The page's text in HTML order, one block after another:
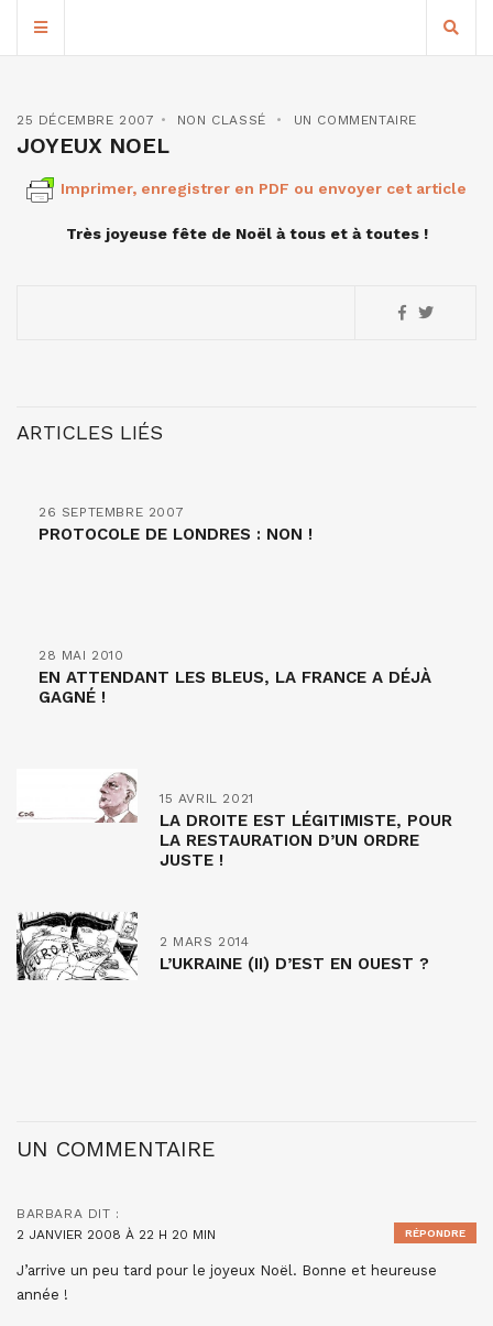
25 DÉCEMBRE 2007 NON CLASSÉ UN COMMENTAIRE
JOYEUX NOEL
Imprimer, enregistrer en PDF ou envoyer cet article
Très joyeuse fête de Noël à tous et à toutes !
ARTICLES LIÉS
26 SEPTEMBRE 2007
PROTOCOLE DE LONDRES : NON !
28 MAI 2010
EN ATTENDANT LES BLEUS, LA FRANCE A DÉJÀ
GAGNÉ !
15 AVRIL 2021
LA DROITE EST LÉGITIMISTE, POUR
LA RESTAURATION D’UN ORDRE
JUSTE !
2 MARS 2014
L’UKRAINE (II) D’EST EN OUEST ?
UN COMMENTAIRE
BARBARA DIT :
2 JANVIER 2008 À 22 H 20 MIN
J’arrive un peu tard pour le joyeux Noël. Bonne et heureuse
année !
RÉPONDRE